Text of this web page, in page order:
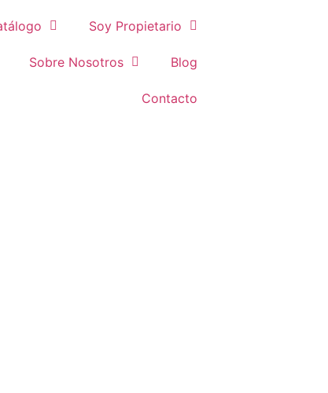
Soy Propietario
Sobre Nosotros Blog
Contacto